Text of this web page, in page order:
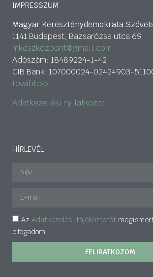
IMPRESSZUM
Magyar Kereszténydemokrata
1141 Budapest, Bazsarózsa utca 69.
mkdszkozpont@gmail.com
Adószám: 18489224-1-42
CIB Bank: 107000024-02424903-
tovább>>
Adatkezelési nyilatkozat
HÍRLEVÉL
Az Adatkezelési tájékoztatót
elfogadom.
FELIRATKOZOM